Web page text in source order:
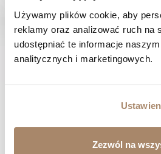
Używamy plików cookie, aby
reklamy oraz analizować ruch na
udostępniać te informacje
analitycznych i marketingowych.
Zezwól na
MASZ PYTANIE? Zadzwoń do
Pracujemy od poniedziałku do
godziny 15:00. +48 537 238 431
Masz prawo do 14 dni na zwrot